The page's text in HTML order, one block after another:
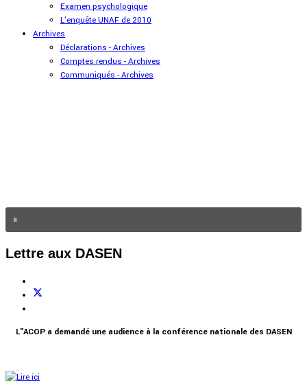
Examen psychologique
L'enquête UNAF de 2010
Archives
Déclarations - Archives
Comptes rendus - Archives
Communiqués - Archives
Lettre aux DASEN
L"ACOP a demandé une audience à la conférence nationale des DASEN